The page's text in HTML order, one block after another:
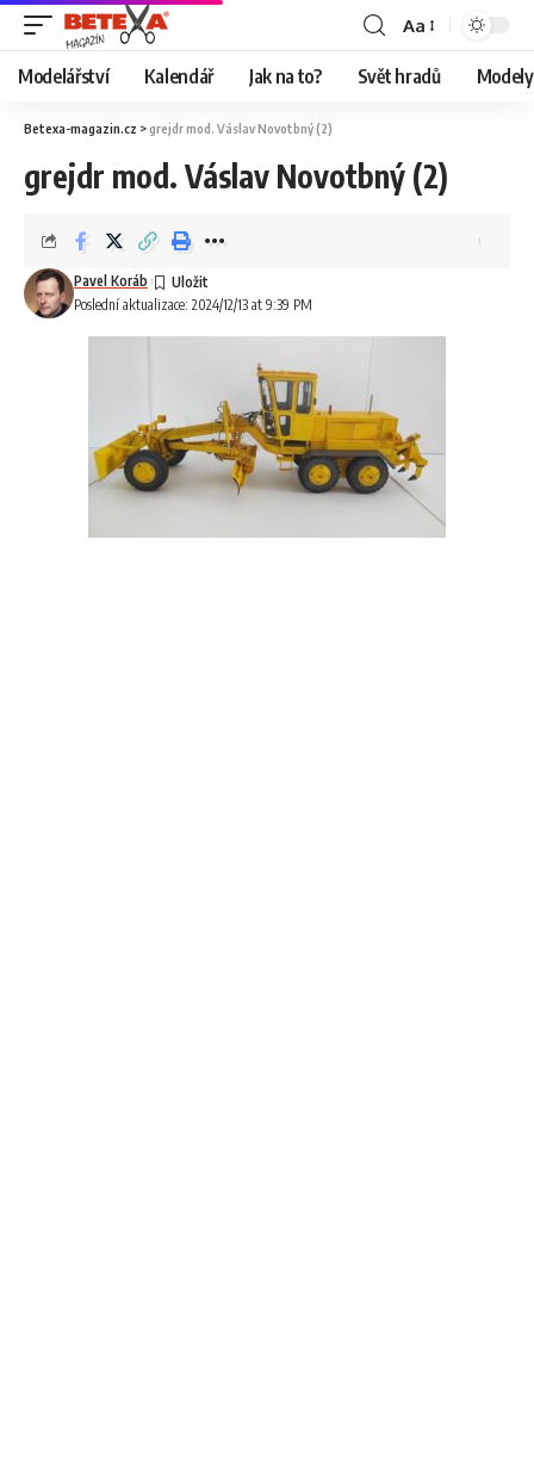
Aa
Modelářství Kalendář Jak na to? Svět hradů
Betexa-magazin.cz >grejdr mod. Váslav Novotbný (2)
grejdr mod. Váslav Novotbný (2)
Poslední aktualizace: 2024/12/13 at 9:39 PM
Pavel Koráb